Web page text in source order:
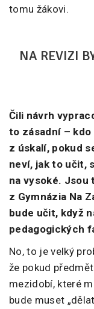
tomu žákovi.
NA REVIZI
Čili návrh
to zásadní –
z úskalí, pokud
neví, jak to učit,
na vysoké.
z Gymnázia Na
bude učit, když
pedagogických
No, to je velký
že pokud
mezidobí, které
bude muset